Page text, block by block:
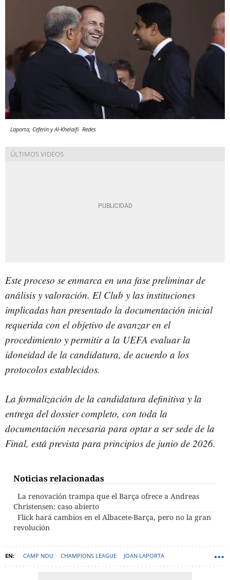
Laporta, Ceferin y Al-Khelaifi Redes
Este proceso se enmarca en una fase preliminar de
análisis y valoración. El Club y las instituciones
implicadas han presentado la documentación inicial
requerida con el objetivo de avanzar en el
procedimiento y permitir a la UEFA evaluar la
idoneidad de la candidatura, de acuerdo a los
protocolos establecidos.
La formalización de la candidatura definitiva y la
entrega del dossier completo, con toda la
documentación necesaria para optar a ser sede de la
Final, está prevista para principios de junio de 2026.
Noticias relacionadas
La renovación trampa que el Barça ofrece a Andreas
Christensen: caso abierto
Flick hará cambios en el Albacete-Barça, pero no la gran
revolución
CAMP NOU CHAMPIONS LEAGUE JOAN LAPORTA